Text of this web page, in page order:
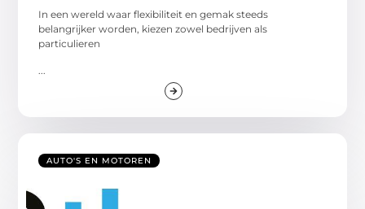
In een wereld waar flexibiliteit en gemak steeds
belangrijker worden, kiezen zowel bedrijven als
particulieren
AUTO'S EN MOTOREN